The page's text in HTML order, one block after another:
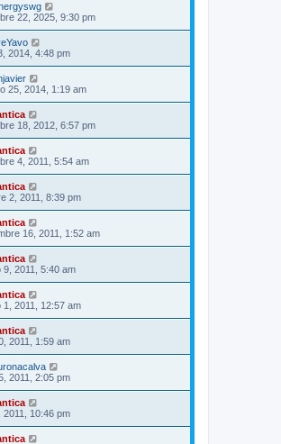
22, 2025, 9:30 pm
2014, 4:48 pm
25, 2014, 1:19 am
18, 2012, 6:57 pm
4, 2011, 5:54 am
2, 2011, 8:39 pm
16, 2011, 1:52 am
9, 2011, 5:40 am
1, 2011, 12:57 am
2011, 1:59 am
2011, 2:05 pm
2011, 10:46 pm